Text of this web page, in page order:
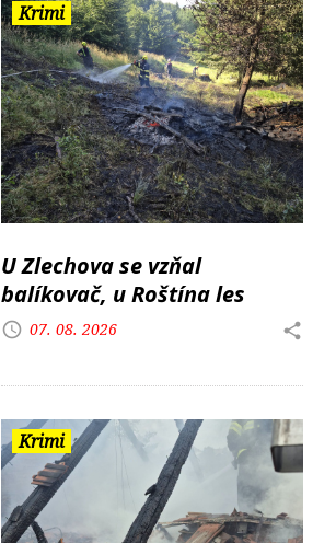
Krimi
U Zlechova se vzňal
balíkovač, u Roštína les
07. 08. 2026
Krimi